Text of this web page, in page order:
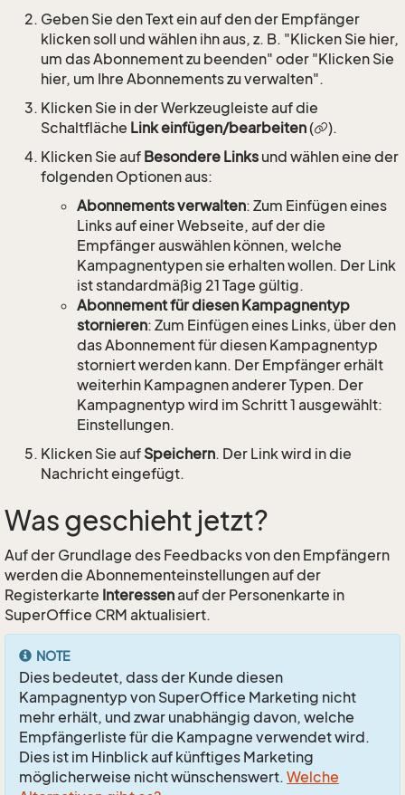
Geben Sie den Text ein auf den der Empfänger
klicken soll und wählen ihn aus, z. B. "Klicken Sie hier,
um das Abonnement zu beenden" oder "Klicken Sie
hier, um Ihre Abonnements zu verwalten".
Klicken Sie in der Werkzeugleiste auf die
Schaltfläche Link einfügen/bearbeiten(
).
Klicken Sie auf Besondere Links und wählen eine der
folgenden Optionen aus:
Abonnements verwalten: Zum Einfügen eines
Links auf einer Webseite, auf der die
Empfänger auswählen können, welche
Kampagnentypen sie erhalten wollen. Der Link
ist standardmäßig 21 Tage gültig.
Abonnement für diesen Kampagnentyp
stornieren: Zum Einfügen eines Links, über den
das Abonnement für diesen Kampagnentyp
storniert werden kann. Der Empfänger erhält
weiterhin Kampagnen anderer Typen. Der
Kampagnentyp wird im Schritt 1 ausgewählt:
Einstellungen.
Klicken Sie auf Speichern. Der Link wird in die
Nachricht eingefügt.
Was geschieht jetzt?
Auf der Grundlage des Feedbacks von den Empfängern
werden die Abonnementeinstellungen auf der
Registerkarte Interessenauf der Personenkarte in
SuperOffice CRM aktualisiert.
NOTE
Dies bedeutet, dass der Kunde diesen
Kampagnentyp von SuperOffice Marketing nicht
mehr erhält, und zwar unabhängig davon, welche
Empfängerliste für die Kampagne verwendet wird.
Dies ist im Hinblick auf künftiges Marketing
möglicherweise nicht wünschenswert. Welche